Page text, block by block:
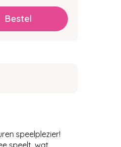
speelplezier!
speelt, wat